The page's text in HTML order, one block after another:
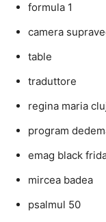
formula 1
camera
table
traduttore
regina maria
program
emag black
mircea badea
psalmul 50